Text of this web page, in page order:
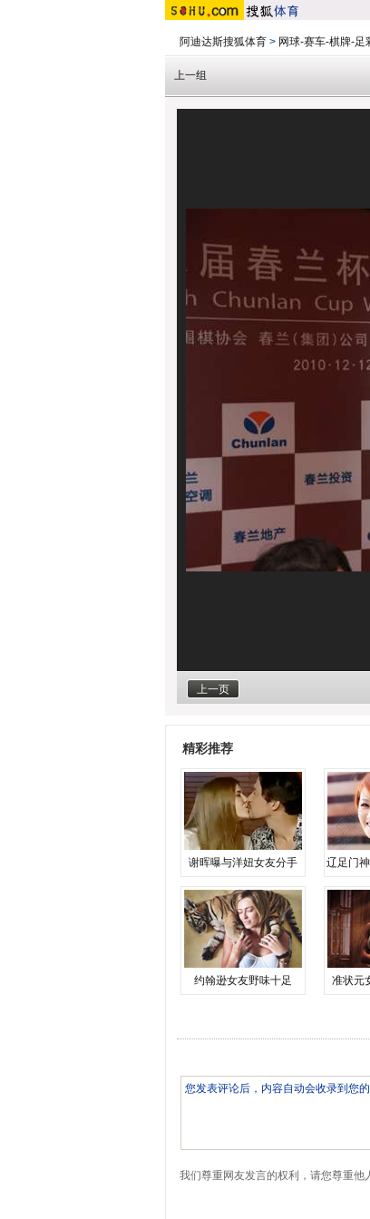
阿迪达斯搜狐体育 > 网球-赛车-棋牌-足
上一组
上一页
精彩推荐
谢晖曝与洋妞女友分手 辽足门
约翰逊女友野味十足 准状元
我们尊重网友发言的权利，请您尊重他